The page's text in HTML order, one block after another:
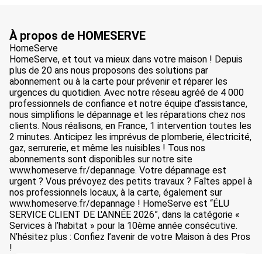
À propos de HOMESERVE
HomeServe
HomeServe, et tout va mieux dans votre maison ! Depuis
plus de 20 ans nous proposons des solutions par
abonnement ou à la carte pour prévenir et réparer les
urgences du quotidien. Avec notre réseau agréé de 4 000
professionnels de confiance et notre équipe d’assistance,
nous simplifions le dépannage et les réparations chez nos
clients. Nous réalisons, en France, 1 intervention toutes les
2 minutes. Anticipez les imprévus de plomberie, électricité,
gaz, serrurerie, et même les nuisibles ! Tous nos
abonnements sont disponibles sur notre site
www.homeserve.fr/depannage. Votre dépannage est
urgent ? Vous prévoyez des petits travaux ? Faîtes appel à
nos professionnels locaux, à la carte, également sur
www.homeserve.fr/depannage ! HomeServe est “ÉLU
SERVICE CLIENT DE L'ANNÉE 2026”, dans la catégorie «
Services à l’habitat » pour la 10ème année consécutive.
N’hésitez plus : Confiez l’avenir de votre Maison à des Pros
!